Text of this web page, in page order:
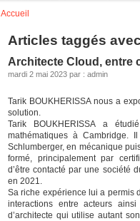
Accueil
Articles taggés avec
Architecte Cloud, entre
mardi 2 mai 2023 par : admin
Tarik BOUKHERISSA nous a
solution.
Tarik BOUKHERISSA a
mathématiques à Cambridge.
Schlumberger, en mécanique
formé, principalement par
d’être contacté par une société
en 2021.
Sa riche expérience lui a permis
interactions entre acteurs
d’architecte qui utilise autant